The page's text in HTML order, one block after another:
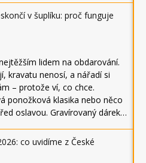
v šuplíku: proč funguje
lidem na obdarování.
kravatu nenosí, a nářadí si
– protože ví, co chce.
ponožková klasika nebo něco
oslavou. Gravírovaný dárek…
co uvidíme z České